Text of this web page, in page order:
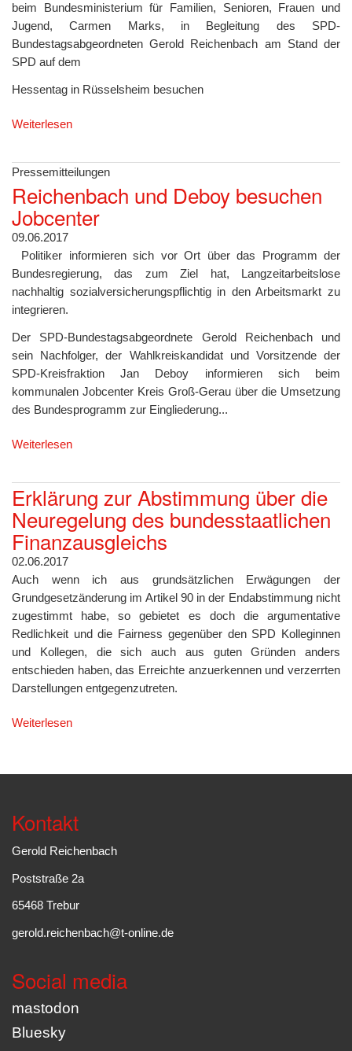
beim Bundesministerium für Familien, Senioren, Frauen und
Jugend, Carmen Marks, in Begleitung des SPD-
Bundestagsabgeordneten Gerold Reichenbach am Stand der
SPD auf dem
Hessentag in Rüsselsheim besuchen
Weiterlesen
Pressemitteilungen
Reichenbach und Deboy besuchen
Jobcenter
09.06.2017
Politiker informieren sich vor Ort über das Programm der
Bundesregierung, das zum Ziel hat, Langzeitarbeitslose
nachhaltig sozialversicherungspflichtig in den Arbeitsmarkt zu
integrieren.
Der SPD-Bundestagsabgeordnete Gerold Reichenbach und
sein Nachfolger, der Wahlkreiskandidat und Vorsitzende der
SPD-Kreisfraktion Jan Deboy informieren sich beim
kommunalen Jobcenter Kreis Groß-Gerau über die Umsetzung
des Bundesprogramm zur Eingliederung...
Weiterlesen
Erklärung zur Abstimmung über die
Neuregelung des bundesstaatlichen
Finanzausgleichs
02.06.2017
Auch wenn ich aus grundsätzlichen Erwägungen der
Grundgesetzänderung im Artikel 90 in der Endabstimmung nicht
zugestimmt habe, so gebietet es doch die argumentative
Redlichkeit und die Fairness gegenüber den SPD Kolleginnen
und Kollegen, die sich auch aus guten Gründen anders
entschieden haben, das Erreichte anzuerkennen und verzerrten
Darstellungen entgegenzutreten.
Weiterlesen
Kontakt
Gerold Reichenbach
Poststraße 2a
65468 Trebur
gerold.reichenbach@t-online.de
Social media
mastodon
Bluesky